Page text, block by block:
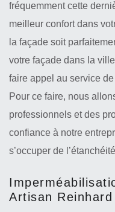
fréquemment cette
meilleur confort dans
la façade soit
votre façade dans la
faire appel au service
Pour ce faire, nous
professionnels et des
confiance à notre
s’occuper de
Artisan Reinhard